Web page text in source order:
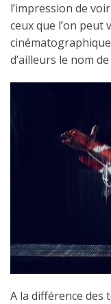
l’impression de
ceux que l’on peut
d’ailleurs le nom
A la différence des